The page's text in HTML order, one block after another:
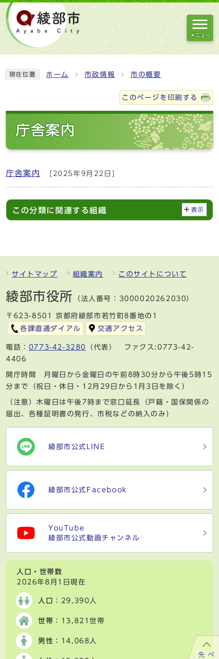
メニュー
現在位置 ホーム 市政情報 市の概要
このページを印刷する
庁舎案内
庁舎案内 [2025年9月22日]
この分類に関連する組織 表示
サイトマップ 組織案内 このサイトについて
綾部市役所 （法人番号：3000020262030）
〒623-8501 京都府綾部市若竹町8番地の1
各課直通ダイアル
交通アクセス
電話： 0773-42-3280
（代表） ファクス:0773-42-
4406
開庁時間 月曜日から金曜日の午前8時30分から午後5時15
分まで（祝日・休日・12月29日から1月3日を除く）
（注意）木曜日は午後7時まで窓口延長（戸籍・国保関係の
届出、各種証明書の発行、市税などの納入のみ）
綾部市公式LINE
綾部市公式Facebook
YouTube
綾部市公式動画チャンネル
人口・世帯数
2026年8月1日現在
人口 ：29,390人
世帯 ：13,821世帯
男性 ：14,068人